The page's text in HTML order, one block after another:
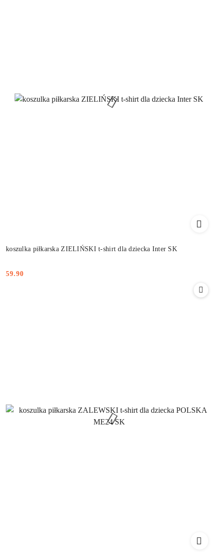
koszulka piłkarska ZIELIŃSKI t-shirt dla dziecka Inter SK
Cena:
59.90